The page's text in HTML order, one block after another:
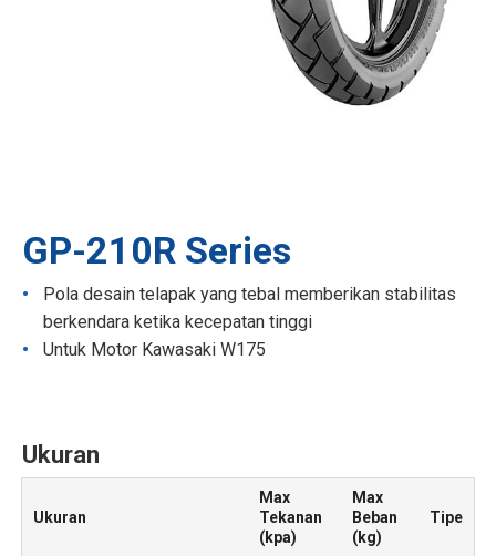
GP-210R Series
Pola desain telapak yang tebal memberikan stabilitas
berkendara ketika kecepatan tinggi
Untuk Motor Kawasaki W175
Ukuran
Ukuran
Max
Tekanan
(kpa)
Max
Beban
(kg)
Tipe